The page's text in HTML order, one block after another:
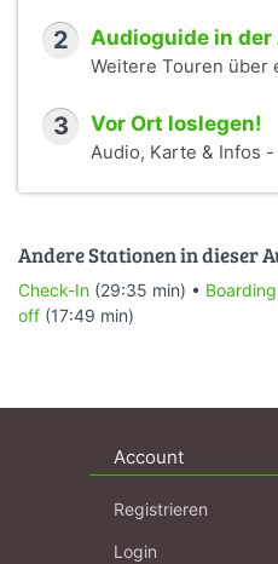
2 Audioguide in
Weitere Touren über
3 Vor Ort loslegen!
Audio, Karte & Infos
Andere Stationen in dieser
Check-In (29:35 min) • Boarding
off (17:49 min)
Account
Registrieren
Login